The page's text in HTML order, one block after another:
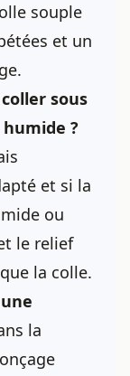
souple
et un
sous
?
et si la
ou
le relief
la colle.
la